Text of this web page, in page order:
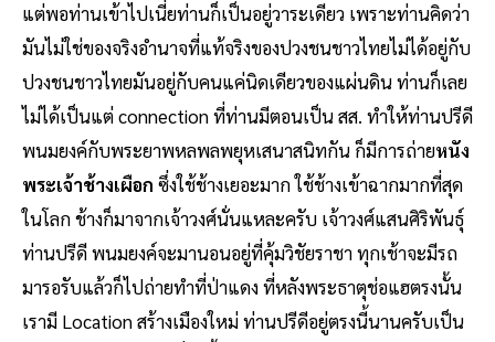
แต่พอท่านเข้าไปเนี่ยท่านก็เป็นอยู่วาระเดียว เพราะท่านคิดว่า
มันไม่ใช่ของจริงอำนาจที่แท้จริงของปวงชนชาวไทยไม่ได้อยู่กับ
ปวงชนชาวไทยมันอยู่กับคนแค่นิดเดียวของแผ่นดิน ท่านก็เลย
ไม่ได้เป็นแต่ connection ที่ท่านมีตอนเป็น สส. ทำให้ท่านปรีดี
พนมยงค์กับพระยาพหลพลพยุหเสนาสนิทกัน ก็มีการถ่ายหนัง
พระเจ้าช้างเผือก ซึ่งใช้ช้างเยอะมาก ใช้ช้างเข้าฉากมากที่สุด
ในโลก ช้างก็มาจากเจ้าวงศ์นั่นแหละครับ เจ้าวงศ์แสนศิริพันธุ์
ท่านปรีดี พนมยงค์จะมานอนอยู่ที่คุ้มวิชัยราชา ทุกเช้าจะมีรถ
มารอรับแล้วก็ไปถ่ายทำที่ป่าแดง ที่หลังพระธาตุช่อแฮตรงนั้น
เรามี Location สร้างเมืองใหม่ ท่านปรีดีอยู่ตรงนี้นานครับเป็น